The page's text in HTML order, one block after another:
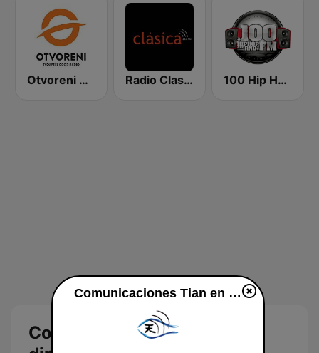
Otvoreni Radio Radio Clasica 103.3 FM 100 Hip Hop and RNB FM
Comunicaciones Tian en
Comunicaciones Tian en vivo